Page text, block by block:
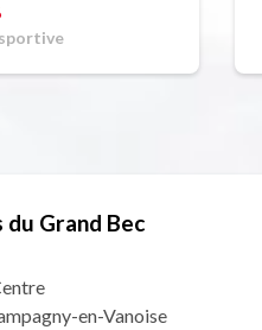
du Grand Bec
en-Vanoise